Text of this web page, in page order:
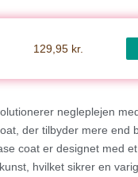
129,95 kr.
negleplejen
der tilbyder mere end
coat er designet med
hvilket sikrer en